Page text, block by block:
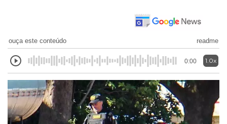
ouça este conteúdo readme
0:00 1.0x